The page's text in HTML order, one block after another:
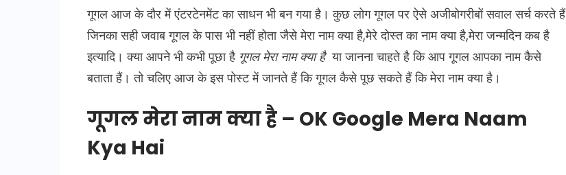
गूगल आज के दौर में एंटरटेनमेंट का साधन भी बन गया है। कुछ लोग गूगल पर ऐसे अजीबोगरीबों सवाल सर्च करते हैं
जिनका सही जवाब गूगल के पास भी नहीं होता जैसे मेरा नाम क्या है,मेरे दोस्त का नाम क्या है,मेरा जन्मदिन कब है
इत्यादि। क्या आपने भी कभी पूछा है गूगल मेरा नाम क्या है या जानना चाहते है कि आप गूगल आपका नाम कैसे
बताता हैं। तो चलिए आज के इस पोस्ट में जानते हैं कि गूगल कैसे पूछ सकते हैं कि मेरा नाम क्या है।
गूगल मेरा नाम क्या है – OK Google Mera Naam
Kya Hai